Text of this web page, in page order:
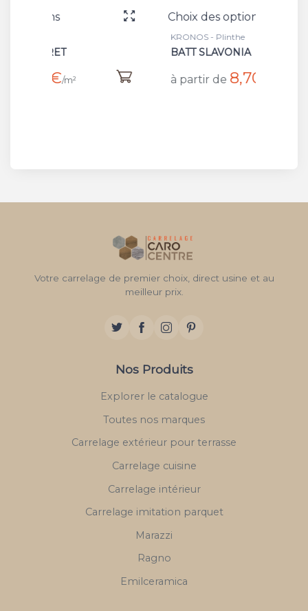
Choix des options
à partir de 8,70 € /m
Votre carrelage de premier choix, direct usine et au
meilleur prix.
Nos Produits
Explorer le catalogue
Toutes nos marques
Carrelage extérieur pour terrasse
Carrelage cuisine
Carrelage intérieur
Carrelage imitation parquet
Marazzi
Ragno
Emilceramica